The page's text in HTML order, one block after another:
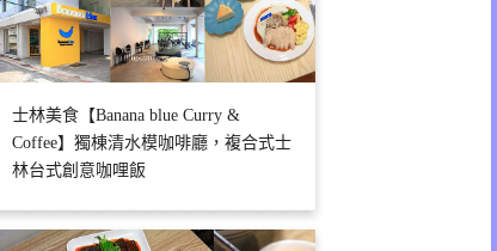
士林美食【Banana blue Curry &
Coffee】獨棟清水模咖啡廳，複合式士
林台式創意咖哩飯